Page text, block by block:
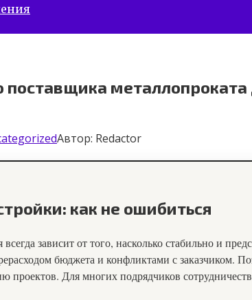
металлопроката
Автор: Redactor
как не ошибиться
зависит от того, насколько стабильно и
бюджета и конфликтами с заказчиком.
проектов. Для многих подрядчиков